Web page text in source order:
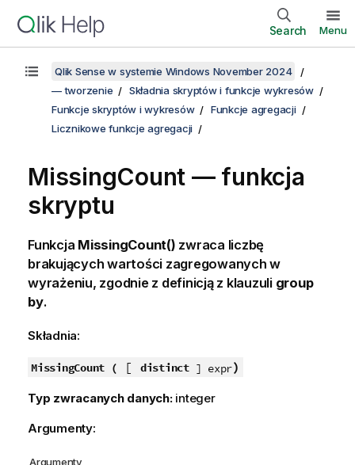
Search Menu
Qlik Sense w systemie Windows November 2024
— tworzenie
Składnia skryptów i funkcje wykresów
Funkcje skryptów i wykresów
Funkcje agregacji
Licznikowe funkcje agregacji
MissingCount — funkcja
skryptu
Funkcja MissingCount() zwraca liczbę
brakujących wartości zagregowanych w
wyrażeniu, zgodnie z definicją z klauzuli group
by.
Składnia:
MissingCount ( [ distinct] expr)
Typ zwracanych danych: integer
Argumenty:
Argumenty